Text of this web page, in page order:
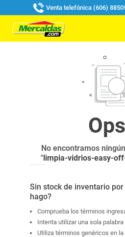
Venta telefónica (606)
No encontramos
"limpia-vidrios-easy-
Sin stock de inventario
hago?
Comprueba los términos
Intenta utilizar una sola palabra
Utiliza términos genéricos en